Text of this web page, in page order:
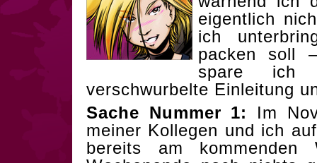
eigentlich
ich
packen soll
spare ich
verschwurbelte Einleitung
Sache Nummer 1:
Im
meiner Kollegen und ich
bereits am kommenden